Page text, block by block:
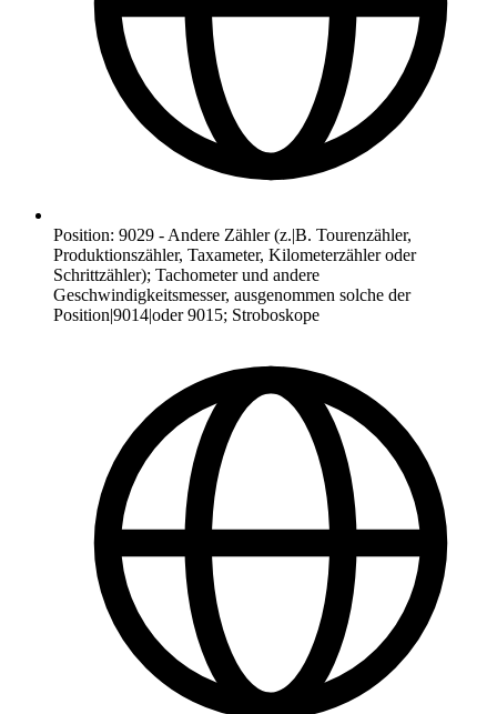
Position: 9029 - Andere Zähler (z.|B. Tourenzähler,
Produktionszähler, Taxameter, Kilometerzähler oder
Schrittzähler); Tachometer und andere
Geschwindigkeitsmesser, ausgenommen solche der
Position|9014|oder 9015; Stroboskope